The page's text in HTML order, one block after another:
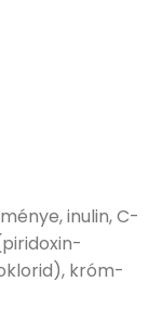
inulin, C-
króm-